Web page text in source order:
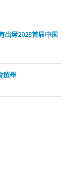
出席2023首届中国
選舉